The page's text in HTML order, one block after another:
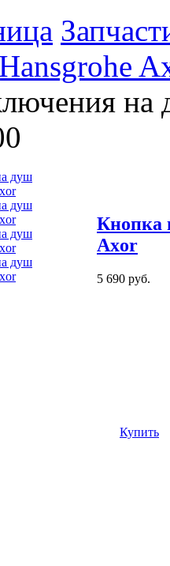
Hansgrohe
на
Кнопка
Axor
5 690 руб.
Купить